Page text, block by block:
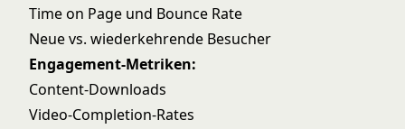
Time on Page und Bounce Rate
Neue vs. wiederkehrende Besucher
Engagement-Metriken:
Content-Downloads
Video-Completion-Rates